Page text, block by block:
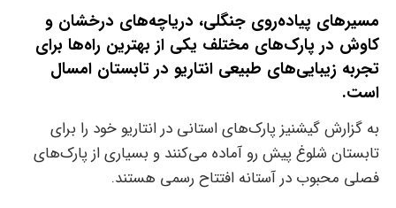
مسیرهای پیاده‌روی جنگلی، دریاچه‌های درخشان و
کاوش در پارک‌های مختلف یکی از بهترین راه‌ها برای
تجربه زیبایی‌های طبیعی انتاریو در تابستان امسال
است.
به گزارش گیشنیز پارک‌های استانی در انتاریو خود را برای
تابستان شلوغ پیش رو آماده می‌کنند و بسیاری از پارک‌های
فصلی محبوب در آستانه افتتاح رسمی هستند.